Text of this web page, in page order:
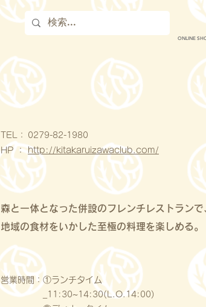
ONLINE
​TEL：
HP ：
0279-82-1980
http://kitakaruizawaclub.com/
森と一体となった併設のフレンチレストランで
地域の食材をいかした至極の料理を楽しめる。
営業時間：①ランチタイム
_11:30~14:30(L.O.14:00)